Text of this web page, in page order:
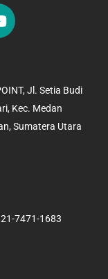
Jl. Setia Budi
Kec. Medan
Sumatera Utara
7471-1683